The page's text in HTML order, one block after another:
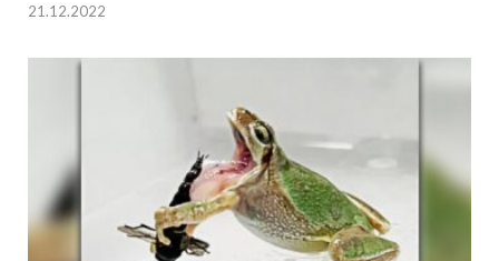
21.12.2022